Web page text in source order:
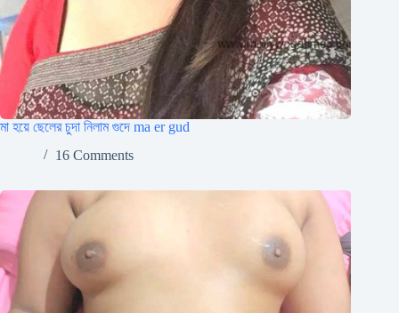
মা হয়ে ছেলের চুদা নিলাম গুদে ma er gud
16 Comments